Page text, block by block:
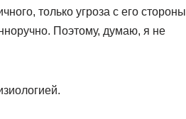
только угроза с его стороны
Поэтому, думаю, я не